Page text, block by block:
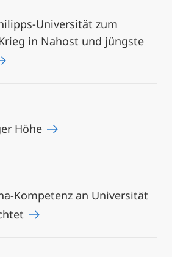
Universität zum
in Nahost und jüngste
Höhe
Kompetenz an Universität